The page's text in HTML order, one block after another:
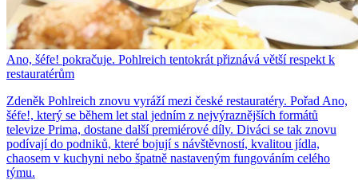
Ano, šéfe! pokračuje. Pohlreich tentokrát přiznává větší respekt k
restauratérům
Zdeněk Pohlreich znovu vyráží mezi české restauratéry. Pořad Ano,
šéfe!, který se během let stal jedním z nejvýraznějších formátů
televize Prima, dostane další premiérové díly. Diváci se tak znovu
podívají do podniků, které bojují s návštěvností, kvalitou jídla,
chaosem v kuchyni nebo špatně nastaveným fungováním celého
týmu.